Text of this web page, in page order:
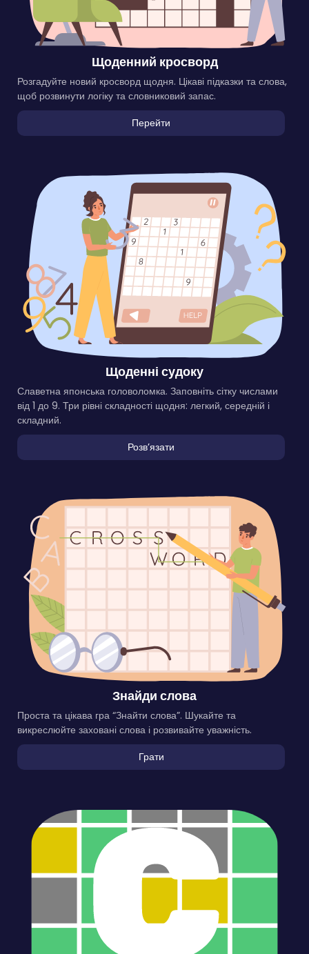
Щоденний кросворд
Розгадуйте новий кросворд щодня. Цікаві підказки та слова,
щоб розвинути логіку та словниковий запас.
Перейти
Щоденні судоку
Славетна японська головоломка. Заповніть сітку числами
від 1 до 9. Три рівні складності щодня: легкий, середній і
складний.
Розвʼязати
Знайди слова
Проста та цікава гра “Знайти слова”. Шукайте та
викреслюйте заховані слова і розвивайте уважність.
Грати